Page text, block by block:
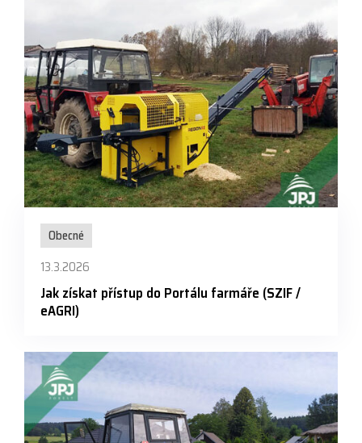
Obecné
13.3.2026
Jak získat přístup do Portálu farmáře (SZIF /
eAGRI)